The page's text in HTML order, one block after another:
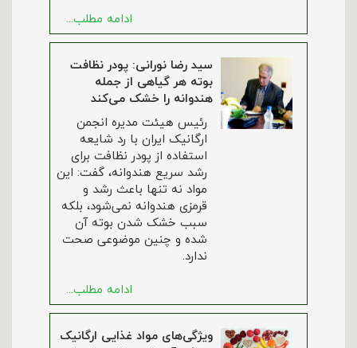
ادامه مطلب...
سید رضا نورانی: پودر نظافت
بوته هر گیاهی از جمله
هندوانه را خشک می‌کند
رئیس هیئت مدیره انجمن
ارگانیک ایران با رد شایعه
استفاده از پودر نظافت برای
رشد سریع هندوانه، گفت: این
مواد نه تنها باعث رشد و
قرمزی هندوانه نمی‌شود، بلکه
سبب خشک شدن بوته آن
شده و چنین موضوعی صحت
ندارد.
ادامه مطلب...
ویژگی‌های مواد غذایی ارگانیک